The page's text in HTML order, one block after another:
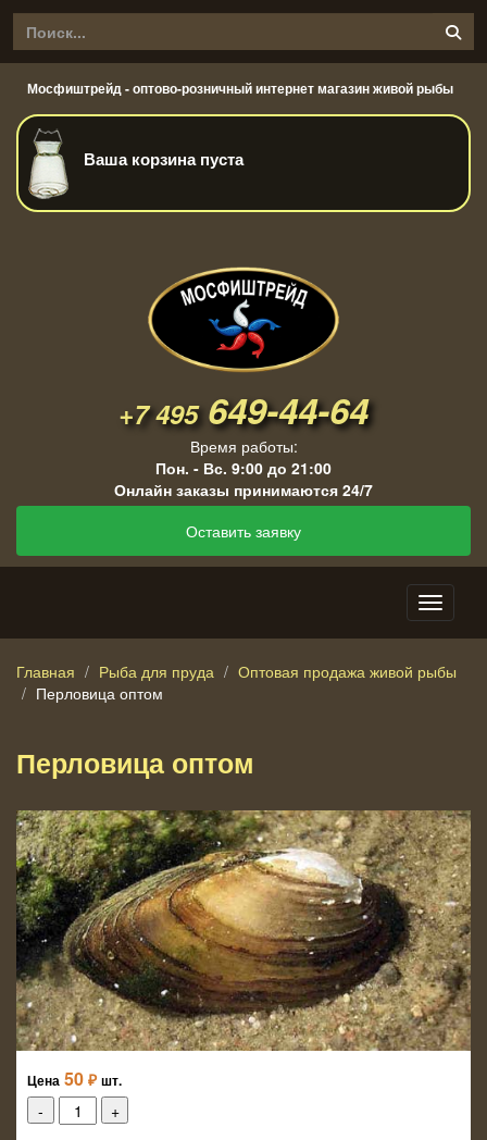
Мосфиштрейд - оптово-розничный интернет магазин живой рыбы
Ваша корзина пуста
+7 495649-44-64
Время работы:
Пон. - Вс. 9:00 до 21:00
Онлайн заказы принимаются 24/7
Оставить заявку
Главная Рыба для пруда
Оптовая продажа живой рыбы
Перловица оптом
Перловица оптом
Цена 50 ₽ шт.